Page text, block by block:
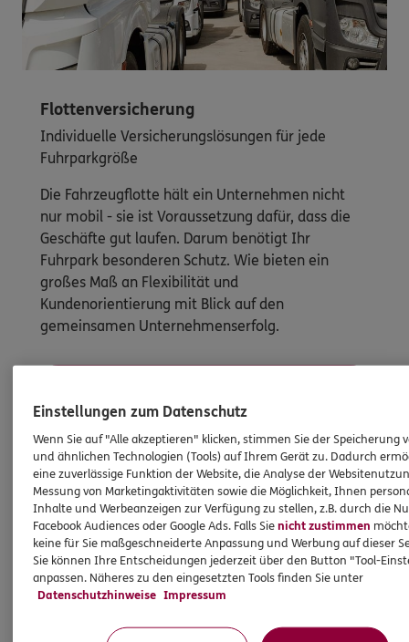
Flottenversicherung
Individuelle Versicherungslösungen für jede
Fuhrparkgröße
Die Fahrzeugflotte hält ein Unternehmen nicht
nur mobil - sie ist Voraussetzung dafür, dass die
Geschäfte gut laufen. Darum benötigt Ihr
Fuhrpark besonderen Schutz. Wie bieten ein
großes Maß an Flexibilität und
Kundenorientierung mit Blick auf den
gemeinsamen Unternehmenserfolg.
Einstellungen zum Datenschutz
Wenn Sie auf "Alle akzeptieren" klicken, stimmen Sie der Speicherung
und ähnlichen Technologien (Tools) auf Ihrem Gerät zu. Dadurch
eine zuverlässige Funktion der Website, die Analyse der
Messung von Marketingaktivitäten sowie die Möglichkeit, Ihnen
Inhalte und Werbeanzeigen zur Verfügung zu stellen, z.B. durch die
Facebook Audiences oder Google Ads. Falls Sienicht zustimmen
keine für Sie maßgeschneiderte Anpassung und Werbung auf dieser
Sie können Ihre Entscheidungen jederzeit über den Button "Tool-
anpassen. Näheres zu den eingesetzten Tools finden Sie unter
Datenschutzhinweise Impressum